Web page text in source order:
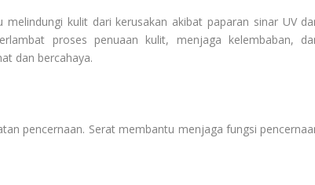
kulit dari kerusakan akibat paparan sinar UV
proses penuaan kulit, menjaga kelembaban,
dan bercahaya.
pencernaan. Serat membantu menjaga fungsi